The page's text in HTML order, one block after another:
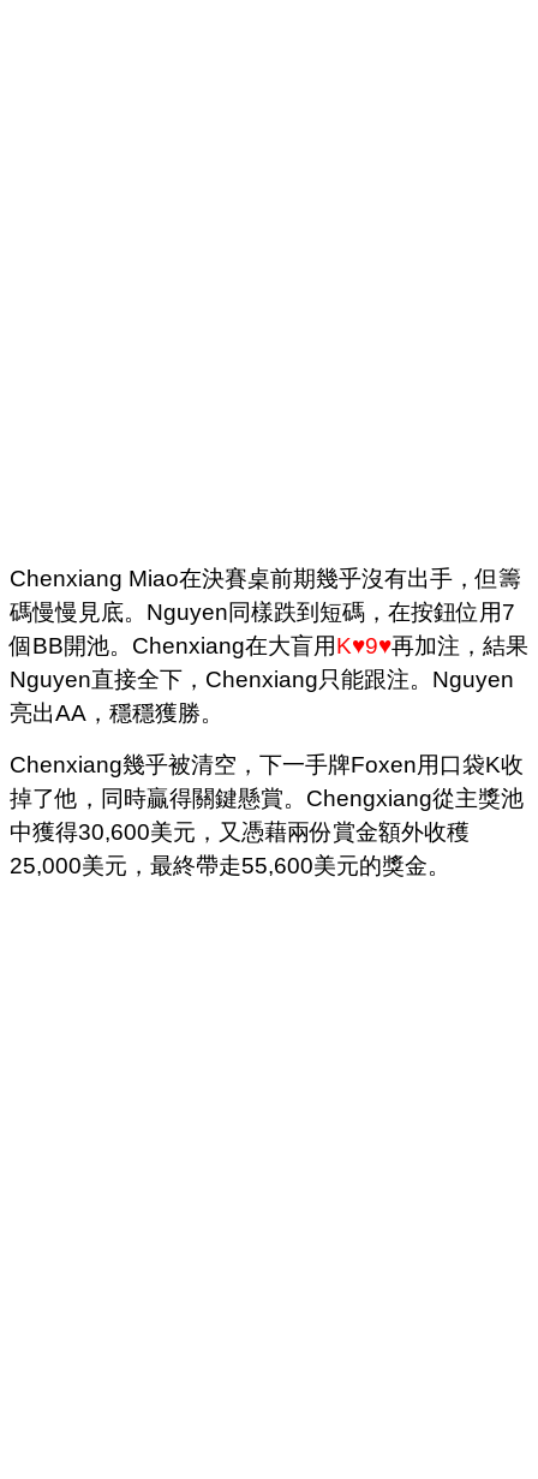
Chenxiang Miao在決賽桌前期幾乎沒有出手，但籌
碼慢慢見底。Nguyen同樣跌到短碼，在按鈕位用7
個BB開池。Chenxiang在大盲用K♥9♥再加注，結果
Nguyen直接全下，Chenxiang只能跟注。 Nguyen
亮出AA，穩穩獲勝。
Chenxiang幾乎被清空，下一手牌Foxen用口袋K收
掉了他，同時贏得關鍵懸賞。Chengxiang從主獎池
中獲得30,600美元，又憑藉兩份賞金額外收穫
25,000美元，最終帶走55,600美元的獎金。